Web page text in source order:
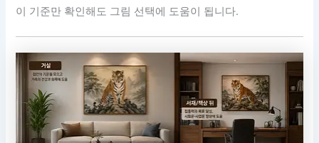
이 기준만 확인해도 그림 선택에 도움이 됩니다.